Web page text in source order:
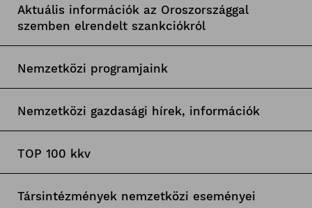
Aktuális információk az Oroszországgal
szemben elrendelt szankciókról
Nemzetközi programjaink
Nemzetközi gazdasági hírek, információk
TOP 100 kkv
Társintézmények nemzetközi eseményei